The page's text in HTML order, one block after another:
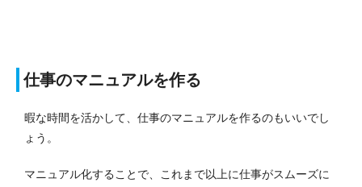
仕事のマニュアルを作る
暇な時間を活かして、仕事のマニュアルを作るのもいいでし
ょう。
マニュアル化することで、これまで以上に仕事がスムーズに